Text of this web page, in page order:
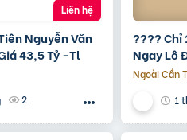
Nguyễn Văn
43,5 Tỷ -Tl
2
Liên hệ
???? Chỉ
Ngay Lô
Hội Đầu
Ngoài Cần
1